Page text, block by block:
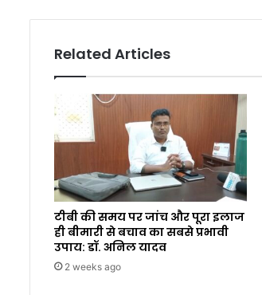
Related Articles
टीबी की समय पर जांच और पूरा इलाज
ही बीमारी से बचाव का सबसे प्रभावी
उपाय: डॉ. अनिल यादव
2 weeks ago